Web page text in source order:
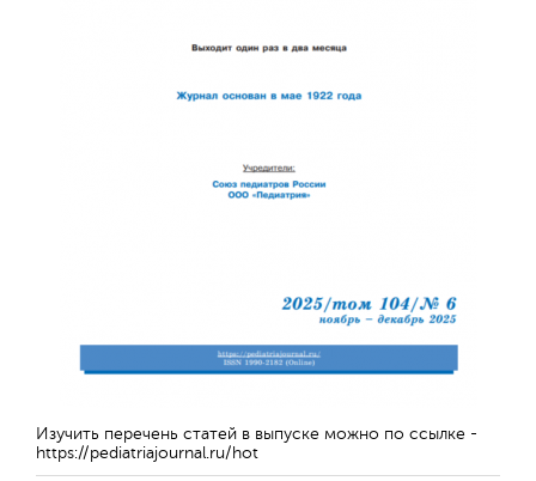
Изучить перечень статей в выпуске можно по ссылке -
https://pediatriajournal.ru/hot